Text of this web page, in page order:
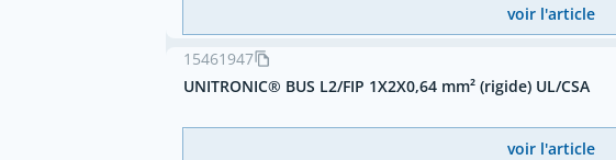
voir l'article
15461947
UNITRONIC® BUS L2/FIP 1X2X0,64 mm² (rigide) UL/CSA
voir l'article